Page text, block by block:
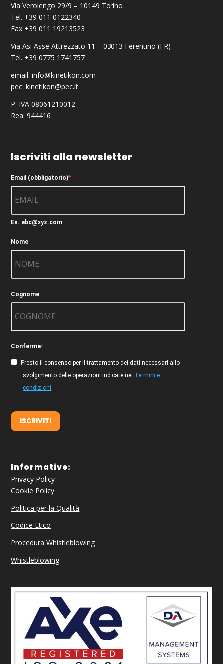
Via Verolengo 29/9 – 10149 Torino
Tel. +39 011 0122340
Fax +39 011 19213523
Via Asi Asse Attrezzato 11 – 03013 Ferentino (FR)
Tel. +39 0775 1741757
email:info@kinetikon.com
pec:kinetikon@pec.it
P. IVA 08061210012
Rea: 944416
Iscriviti alla newsletter
Email (obbligatorio)
Es. abc@xyz.com
Nome
Cognome
Conferma
Presto il consenso per il trattamento dei dati necessari allo
svolgimento delle operazioni indicate nei Termini e
condizioni
ISCRIVITI
Informative:
Privacy Policy
Cookie Policy
Politica per la Qualità
Codice Etico
Procedura Whistleblowing
Whistleblowing